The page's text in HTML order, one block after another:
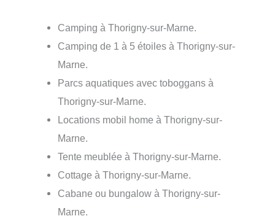
Camping à Thorigny-sur-Marne.
Camping de 1 à 5 étoiles à Thorigny-sur-
Marne.
Parcs aquatiques avec toboggans à
Thorigny-sur-Marne.
Locations mobil home à Thorigny-sur-
Marne.
Tente meublée à Thorigny-sur-Marne.
Cottage à Thorigny-sur-Marne.
Cabane ou bungalow à Thorigny-sur-
Marne.